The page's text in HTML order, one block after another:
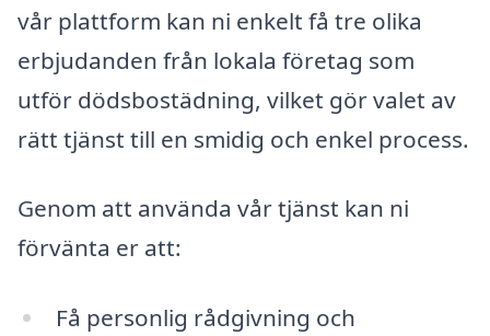
vår plattform kan ni enkelt få tre olika
erbjudanden från lokala företag som
utför dödsbostädning, vilket gör valet av
rätt tjänst till en smidig och enkel process.
Genom att använda vår tjänst kan ni
förvänta er att:
Få personlig rådgivning och